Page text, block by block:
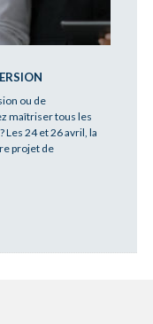
ou de
maîtriser tous les
24 et 26 avril, la
projet de